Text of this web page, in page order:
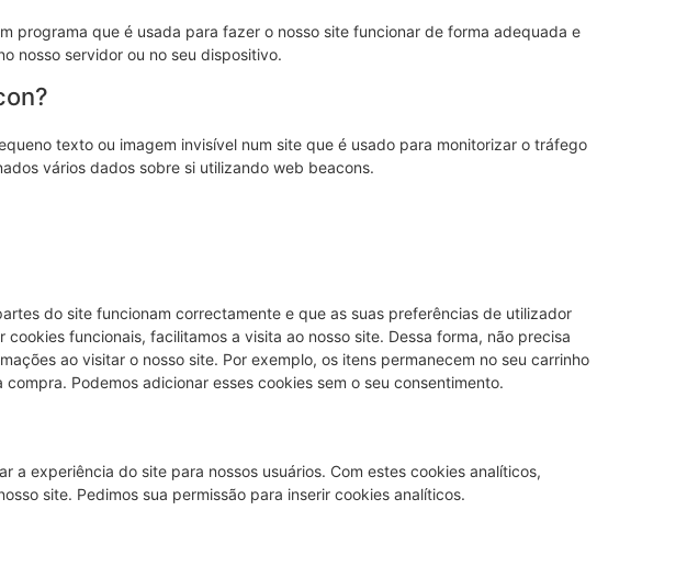
programa que é usada para fazer o nosso site funcionar de forma adequada e
nosso servidor ou no seu dispositivo.
texto ou imagem invisível num site que é usado para monitorizar o tráfego
vários dados sobre si utilizando web beacons.
do site funcionam correctamente e que as suas preferências de utilizador
funcionais, facilitamos a visita ao nosso site. Dessa forma, não precisa
ao visitar o nosso site. Por exemplo, os itens permanecem no seu carrinho
Podemos adicionar esses cookies sem o seu consentimento.
a experiência do site para nossos usuários. Com estes cookies analíticos,
site. Pedimos sua permissão para inserir cookies analíticos.